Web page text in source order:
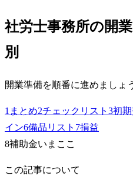
社労士事務所の開
別
開業準備を順番に進めましょ
1 まとめ2チェックリスト 3初期
イン6備品リスト 7損益
8補助金いまここ
この記事について